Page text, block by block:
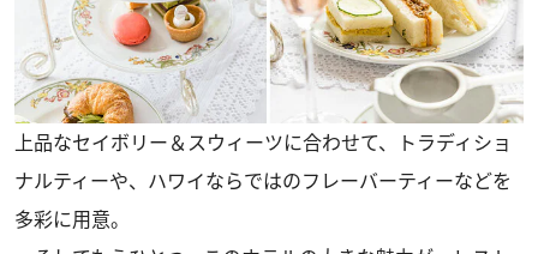
上品なセイボリー＆スウィーツに合わせて、トラディショ
ナルティーや、ハワイならではのフレーバーティーなどを
多彩に用意。